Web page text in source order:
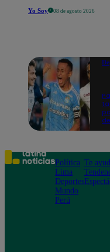
Yo Soy 08 de agosto 2026
Política
Lima
Deportes
Mundo
Perú
Te